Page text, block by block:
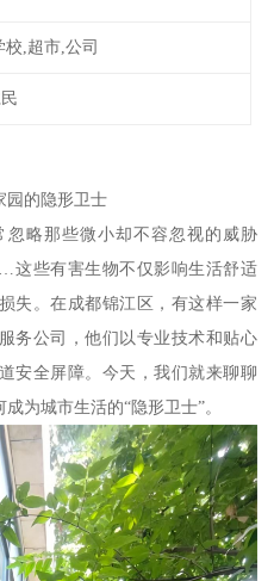
校,超市,公司
园的隐形卫士
略那些微小却不容忽视的威胁
些有害生物不仅影响生活舒适
失。在成都锦江区，有这样一家
务公司，他们以专业技术和贴心
安全屏障。今天，我们就来聊聊
为城市生活的“隐形卫士”。